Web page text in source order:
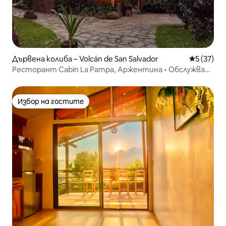
Дървена колиба – Volcán de San Salvador Средна
5 (37)
Ресторант Cabin La Pampa, Аржентина • Обслужване
Избор на гостите
Избор на гостите